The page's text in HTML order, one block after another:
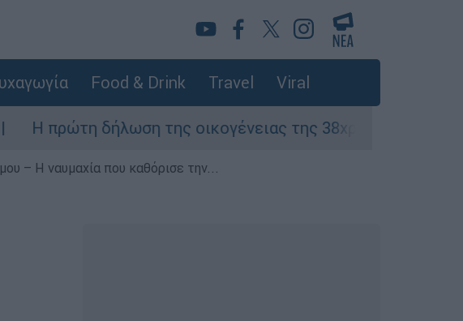
Food & Drink Travel Viral
δήλωση της οικογένειας της 38χρονης Βρετανίδας που
– Η ναυμαχία που καθόρισε την...